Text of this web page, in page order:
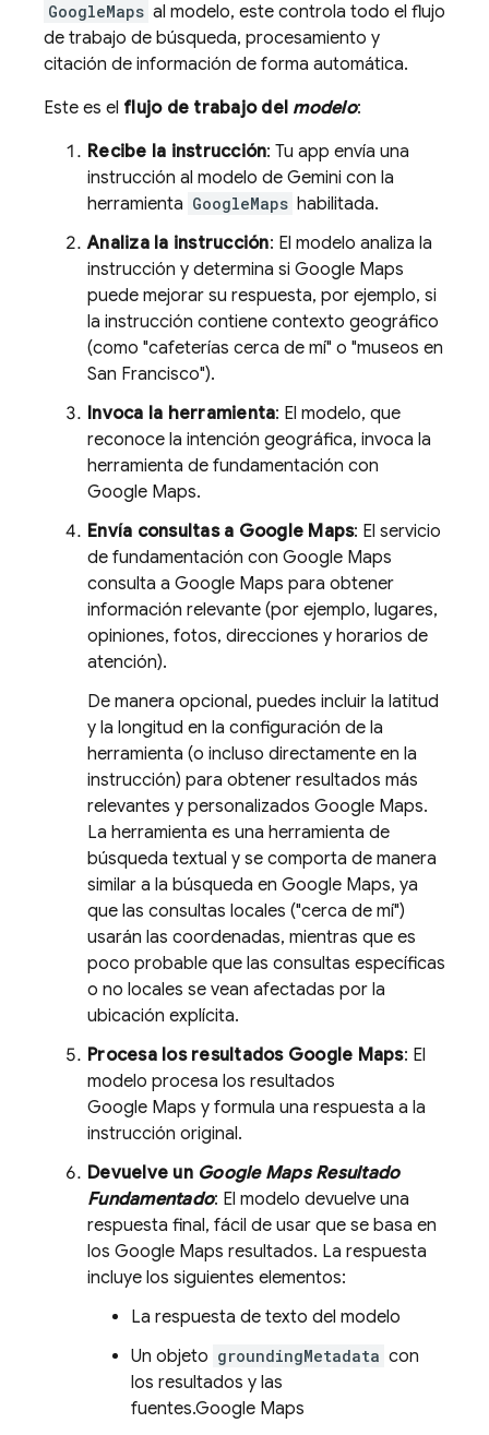
GoogleMaps al modelo, este controla todo el flujo
de trabajo de búsqueda, procesamiento y
citación de información de forma automática.
Este es el flujo de trabajo del modelo:
Recibe la instrucción: Tu app envía una
instrucción al modelo de Gemini con la
herramienta GoogleMaps habilitada.
Analiza la instrucción: El modelo analiza la
instrucción y determina si Google Maps
puede mejorar su respuesta, por ejemplo, si
la instrucción contiene contexto geográfico
(como "cafeterías cerca de mí" o "museos en
San Francisco").
Invoca la herramienta: El modelo, que
reconoce la intención geográfica, invoca la
herramienta de fundamentación con
Google Maps.
Envía consultas a Google Maps: El servicio
de fundamentación con Google Maps
consulta a Google Maps para obtener
información relevante (por ejemplo, lugares,
opiniones, fotos, direcciones y horarios de
atención).
De manera opcional, puedes incluir la latitud
y la longitud en la configuración de la
herramienta (o incluso directamente en la
instrucción) para obtener resultados más
relevantes y personalizados Google Maps.
La herramienta es una herramienta de
búsqueda textual y se comporta de manera
similar a la búsqueda en Google Maps, ya
que las consultas locales ("cerca de mí")
usarán las coordenadas, mientras que es
poco probable que las consultas específicas
o no locales se vean afectadas por la
ubicación explícita.
Procesa los resultados Google Maps: El
modelo procesa los resultados
Google Maps y formula una respuesta a la
instrucción original.
Devuelve un Google MapsResultado
Fundamentado: El modelo devuelve una
respuesta final, fácil de usar que se basa en
los Google Maps resultados. La respuesta
incluye los siguientes elementos:
La respuesta de texto del modelo
Un objeto groundingMetadata con
los resultados y las
fuentes.Google Maps